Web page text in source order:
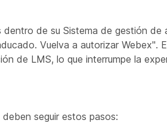
de su Sistema de gestión de
Vuelva a autorizar Webex".
de LMS, lo que interrumpe la
seguir estos pasos: